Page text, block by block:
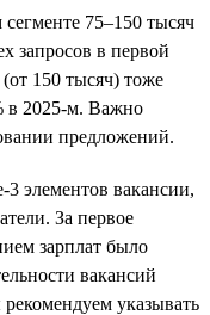
75–150 тысяч
запросов в первой
150 тысяч) тоже
в 2025-м. Важно
предложений.
элементов вакансии,
За первое
зарплат было
вакансий
указывать